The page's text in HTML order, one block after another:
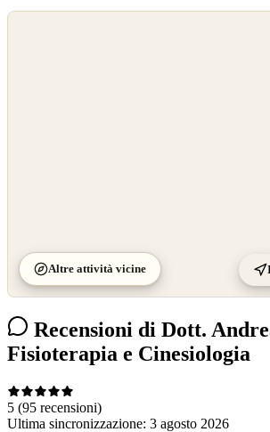
Altre attività vicine
Recensioni di Dott.
Fisioterapia e Cinesiologia
5 (95 recensioni)
Ultima sincronizzazione: 3 agosto 2026